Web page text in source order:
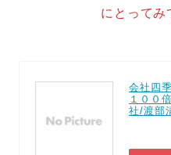
にとって
会社四
１００
社/渡部